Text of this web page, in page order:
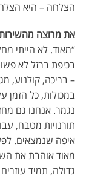
הצלחה – היא
את מרוצה
“מאוד. לא הייתי
בכיפת ברזל לא
– בריכה, קולנוע,
במכולות, כל הזמן
נגמר. אנחנו גם
תורנויות מטבח,
איפה שנמצאים.
מאוד אוהבת את
גדולה, תמיד